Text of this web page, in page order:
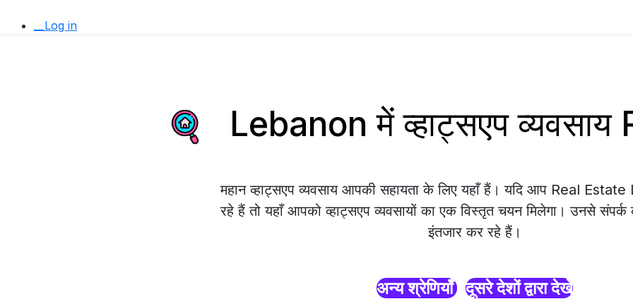
__Log in
Lebanon में व्हाट्सएप
महान व्हाट्सएप व्यवसाय आपकी सहायता के लिए यहाँ हैं। यदि आप Real
रहे हैं तो यहाँ आपको व्हाट्सएप व्यवसायों का एक विस्तृत चयन मिलेगा। उनसे
इंतजार कर रहे हैं।
अन्य श्रेणियाँ दूसरे देशों द्वारा देखें